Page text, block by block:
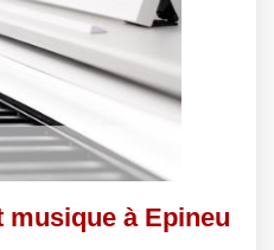
à Epineu